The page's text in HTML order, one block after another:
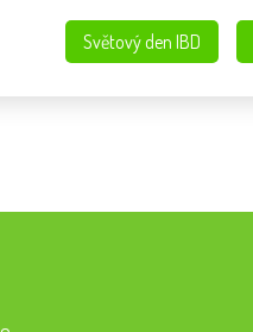
Světový den IBD